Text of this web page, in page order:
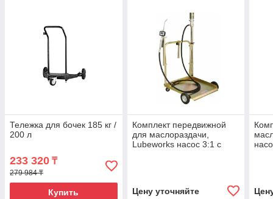
Тележка для бочек 185 кг /
200 л
233 320 ₸
279 984 ₸
Купить
Комплект передвижной
для маслораздачи,
Lubeworks насос 3:1 с
Цену уточняйте